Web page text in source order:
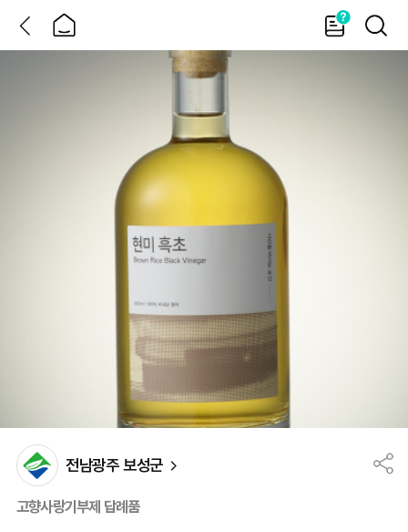
홈
가
이
검
색
전남광주 보성군
고향사랑기부제 답례품